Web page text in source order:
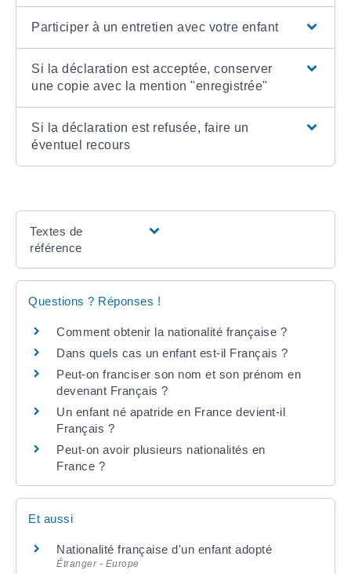
Participer à un entretien avec votre enfant
Si la déclaration est acceptée, conserver
une copie avec la mention "enregistrée"
Si la déclaration est refusée, faire un
éventuel recours
Textes de
référence
Questions ? Réponses !
Comment obtenir la nationalité française ?
Dans quels cas un enfant est-il Français ?
Peut-on franciser son nom et son prénom en
devenant Français ?
Un enfant né apatride en France devient-il
Français ?
Peut-on avoir plusieurs nationalités en
France ?
Et aussi
Nationalité française d'un enfant adopté
Étranger - Europe